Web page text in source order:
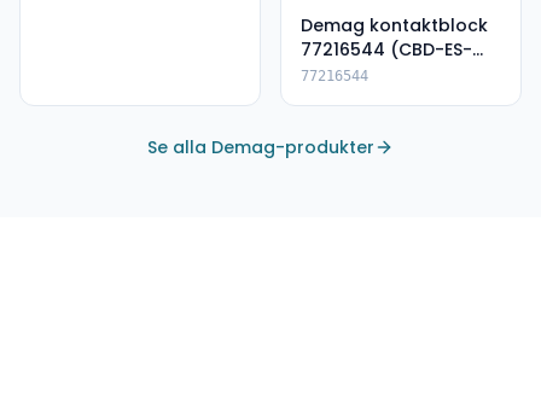
Demag kontaktblock
77216544 (CBD-ES-
DSK)
77216544
Se alla Demag-produkter